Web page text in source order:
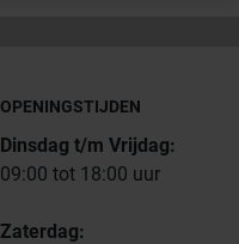
OPENINGSTIJDEN
Dinsdag t/m Vrijdag:
09:00 tot 18:00 uur
Zaterdag: